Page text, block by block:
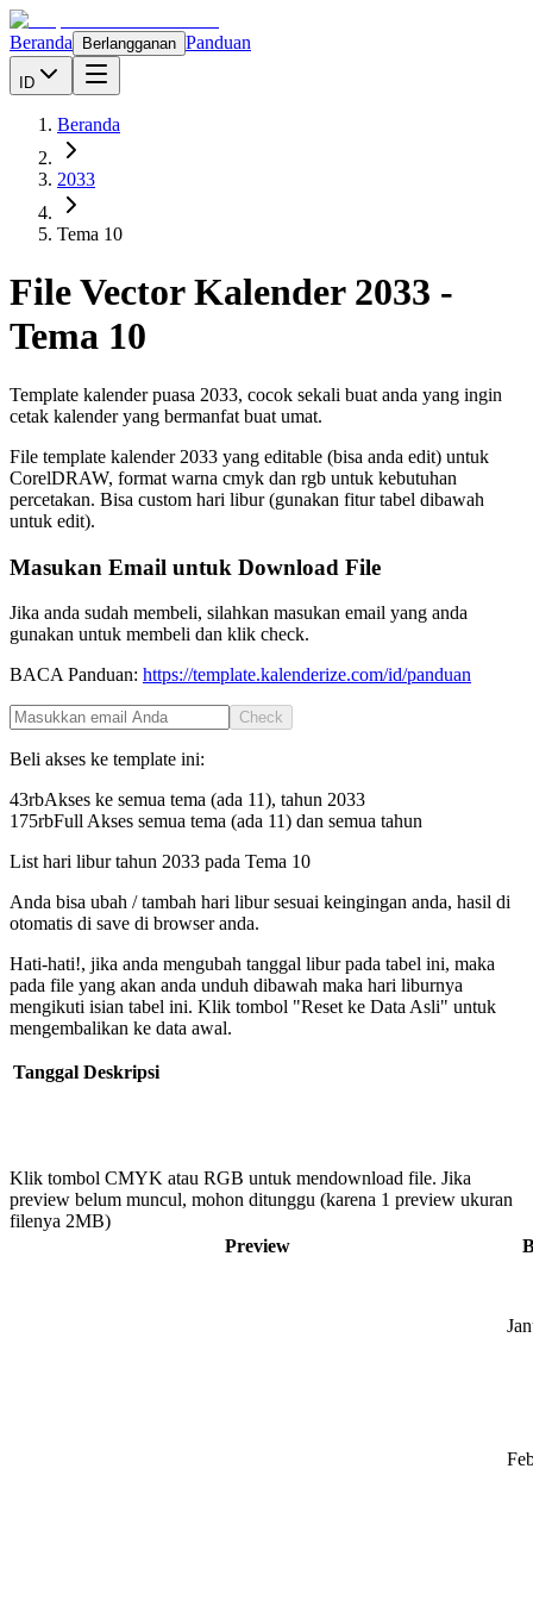
Beranda Berlangganan Panduan
ID
Beranda
2033
Tema 10
File Vector Kalender 2033 -
Tema 10
Template kalender puasa 2033, cocok sekali buat anda yang ingin
cetak kalender yang bermanfat buat umat.
File template kalender 2033 yang editable (bisa anda edit) untuk
CorelDRAW, format warna cmyk dan rgb untuk kebutuhan
percetakan. Bisa custom hari libur (gunakan fitur tabel dibawah
untuk edit).
Masukan Email untuk Download File
Jika anda sudah membeli, silahkan masukan email yang anda
gunakan untuk membeli dan klik check.
BACA Panduan: https://template.kalenderize.com/id/panduan
Check
Beli akses ke template ini:
43rbAkses ke semua tema (ada 11), tahun 2033
175rbFull Akses semua tema (ada 11) dan semua tahun
List hari libur tahun 2033 pada Tema 10
Anda bisa ubah / tambah hari libur sesuai keingingan anda, hasil di
otomatis di save di browser anda.
Hati-hati!, jika anda mengubah tanggal libur pada tabel ini, maka
pada file yang akan anda unduh dibawah maka hari liburnya
mengikuti isian tabel ini. Klik tombol "Reset ke Data Asli" untuk
mengembalikan ke data awal.
Tanggal Deskripsi
Klik tombol CMYK atau RGB untuk mendownload file. Jika
preview belum muncul, mohon ditunggu (karena 1 preview ukuran
filenya 2MB)
Preview